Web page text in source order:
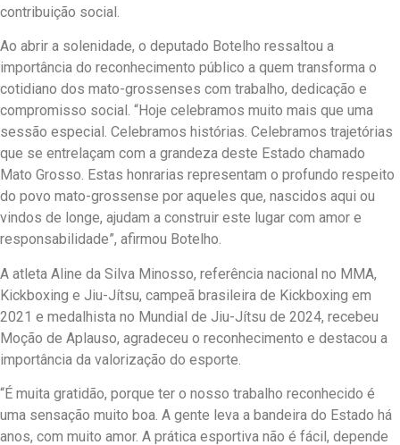
contribuição social.
Ao abrir a solenidade, o deputado Botelho ressaltou a
importância do reconhecimento público a quem transforma o
cotidiano dos mato-grossenses com trabalho, dedicação e
compromisso social. “Hoje celebramos muito mais que uma
sessão especial. Celebramos histórias. Celebramos trajetórias
que se entrelaçam com a grandeza deste Estado chamado
Mato Grosso. Estas honrarias representam o profundo respeito
do povo mato-grossense por aqueles que, nascidos aqui ou
vindos de longe, ajudam a construir este lugar com amor e
responsabilidade”, afirmou Botelho.
A atleta Aline da Silva Minosso, referência nacional no MMA,
Kickboxing e Jiu-Jítsu, campeã brasileira de Kickboxing em
2021 e medalhista no Mundial de Jiu-Jítsu de 2024, recebeu
Moção de Aplauso, agradeceu o reconhecimento e destacou a
importância da valorização do esporte.
“É muita gratidão, porque ter o nosso trabalho reconhecido é
uma sensação muito boa. A gente leva a bandeira do Estado há
anos, com muito amor. A prática esportiva não é fácil, depende